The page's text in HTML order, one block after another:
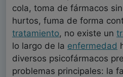
cola, toma de fármacos
hurtos, fuma de forma
tratamiento, no existe un
lo largo de la enfermedad
diversos psicofármacos
problemas principales: la